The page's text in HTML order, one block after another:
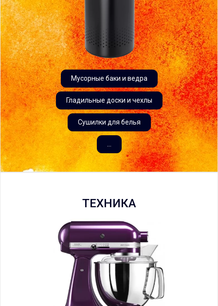
Мусорные баки и ведра
Гладильные доски и чехлы
Сушилки для белья
ТЕХНИКА